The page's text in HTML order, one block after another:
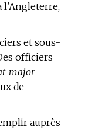
l’Angleterre,
et sous-
officiers
major
de
auprès